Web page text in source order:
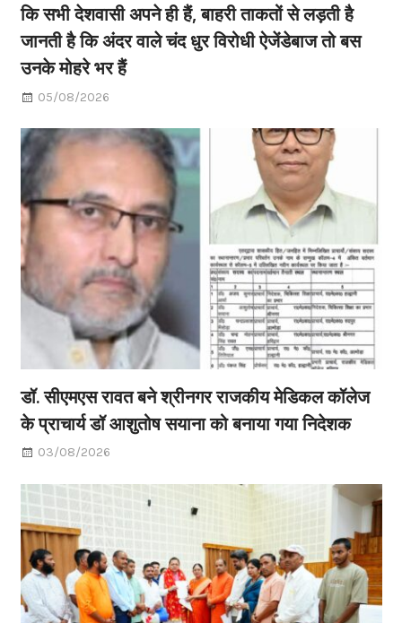
कि सभी देशवासी अपने ही हैं, बाहरी ताकतों से लड़ती है
जानती है कि अंदर वाले चंद धुर विरोधी ऐजेंडेबाज तो बस
उनके मोहरे भर हैं
05/08/2026
डॉ. सीएमएस रावत बने श्रीनगर राजकीय मेडिकल कॉलेज
के प्राचार्य डॉ आशुतोष सयाना को बनाया गया निदेशक
03/08/2026